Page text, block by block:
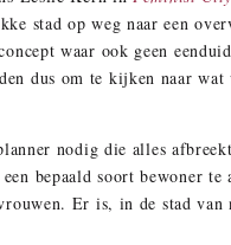
stad op weg naar een
waar ook geen
dus om te kijken naar
nodig die alles
bepaald soort bewoner te
Er is, in de stad van